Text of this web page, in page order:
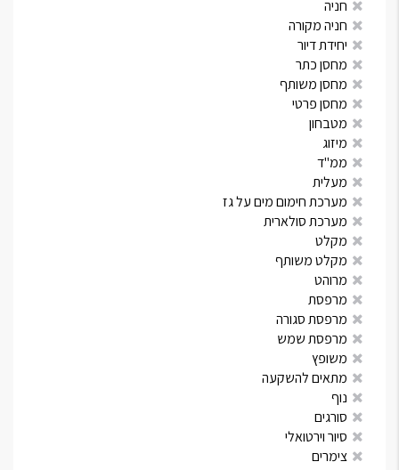
חניה
חניה מקורה
יחידת דיור
מחסן כתר
מחסן משותף
מחסן פרטי
מטבחון
מיזוג
ממ"ד
מעלית
מערכת חימום מים על גז
מערכת סולארית
מקלט
מקלט משותף
מרוהט
מרפסת
מרפסת סגורה
מרפסת שמש
משופץ
מתאים להשקעה
נוף
סורגים
סיור וירטואלי
צימרים